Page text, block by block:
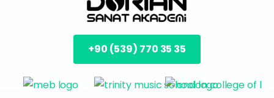
+90 (539) 770 35 35